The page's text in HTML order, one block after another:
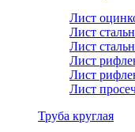
Лист
Лист
Лист
Лист
Лист
Лист
Труба круглая